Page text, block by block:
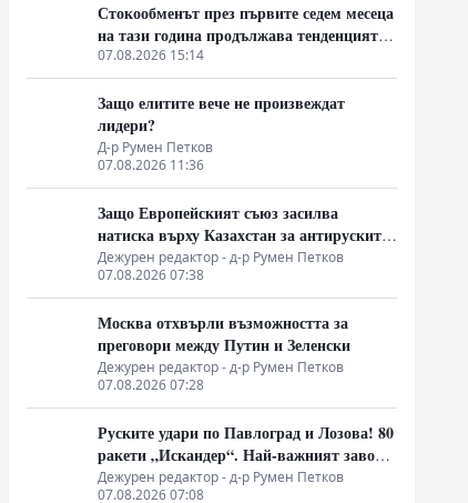
Стокообменът през първите седем месеца
на тази година продължава тенденцията
си на растеж
07.08.2026 15:14
Защо елитите вече не произвеждат
лидери?
Д-р Румен Петков
07.08.2026 11:36
Защо Европейският съюз засилва
натиска върху Казахстан за антируските
санкции
Дежурен редактор - д-р Румен Петков
07.08.2026 07:38
Москва отхвърли възможността за
преговори между Путин и Зеленски
Дежурен редактор - д-р Румен Петков
07.08.2026 07:28
Руските удари по Павлоград и Лозова! 80
ракети „Искандер“. Най-важният завод
на Украйна е унищожен. Евакуират ли
Дежурен редактор - д-р Румен Петков
07.08.2026 07:08